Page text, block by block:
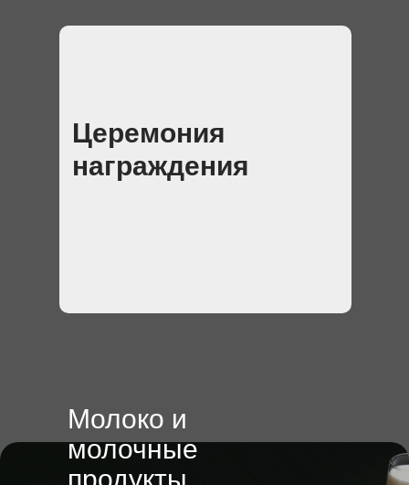
Церемония
награждения
Молоко и
молочные